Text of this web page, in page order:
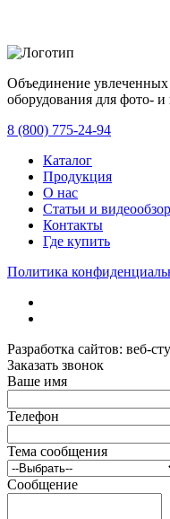
Объединение увлеченных
оборудования для фото- и
8 (800) 775-24-94
Каталог
Продукция
О нас
Статьи и
Контакты
Где купить
Политика
Разработка сайтов: веб-
Заказать звонок
Ваше имя
Телефон
Тема сообщения
Сообщение